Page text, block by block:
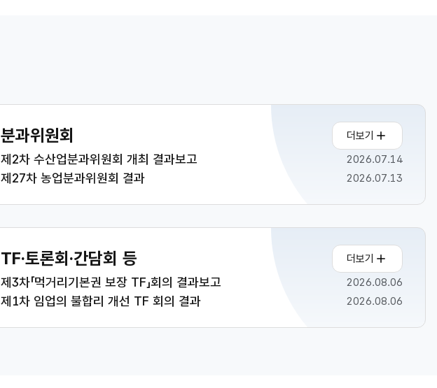
분과위원회 더보기
제2차 수산업분과위원회 개최 결과보고 2026.07.14
제27차 농업분과위원회 결과 2026.07.13
TF·토론회·간담회 등 더보기
제3차「먹거리기본권 보장 TF」회의 결과보고 2026.08.06
제1차 임업의 불합리 개선 TF 회의 결과 2026.08.06